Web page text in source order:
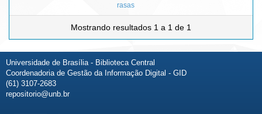
rasas
Mostrando resultados 1 a 1 de 1
Universidade de Brasília - Biblioteca Central
Coordenadoria de Gestão da Informação Digital - GID
(61) 3107-2683
repositorio@unb.br